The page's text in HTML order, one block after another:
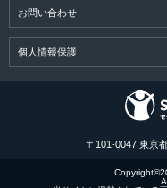
お問い合わせ
個人情報保護
〒101-0047 東京